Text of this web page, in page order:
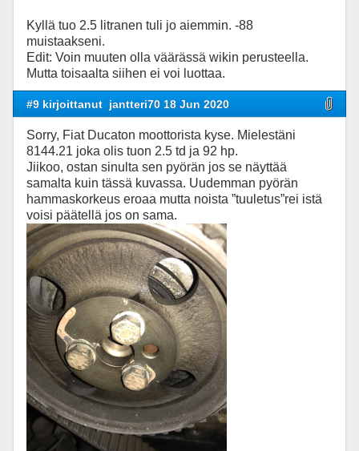
Kyllä tuo 2.5 litranen tuli jo aiemmin. -88
muistaakseni.
Edit: Voin muuten olla väärässä wikin perusteella.
Mutta toisaalta siihen ei voi luottaa.
#9 kirjoittanut jantteri70 18 Jun 2020
Sorry, Fiat Ducaton moottorista kyse. Mielestäni
8144.21 joka olis tuon 2.5 td ja 92 hp.
Jiikoo, ostan sinulta sen pyörän jos se näyttää
samalta kuin tässä kuvassa. Uudemman pyörän
hammaskorkeus eroaa mutta noista ”tuuletus”rei istä
voisi päätellä jos on sama.